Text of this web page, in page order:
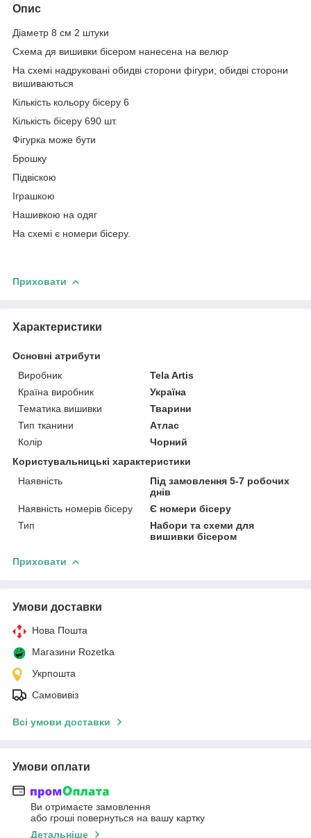
Опис
Діаметр 8 см 2 штуки
Схема дя вишивки бісером нанесена на велюр
На схемі надруковані обидві сторони фігури, обидві сторони
вишиваються
Кількість кольору бісеру 6
Кількість бісеру 690 шт.
Фігурка може бути
Брошку
Підвіскою
Іграшкою
Нашивкою на одяг
На схемі є номери бісеру.
Приховати
Характеристики
Основні атрибути
Виробник
Tela Artis
Країна виробник
Україна
Тематика вишивки
Тварини
Тип тканини
Атлас
Колір
Чорний
Користувальницькі характеристики
Наявність
Під замовлення 5-7 робочих
днів
Наявність номерів бісеру
Є номери бісеру
Тип
Набори та схеми для
вишивки бісером
Приховати
Умови доставки
Нова Пошта
Магазини Rozetka
Укрпошта
Самовивіз
Всі умови доставки
Умови оплати
Ви отримаєте замовлення
або гроші повернуться на вашу картку
Детальніше